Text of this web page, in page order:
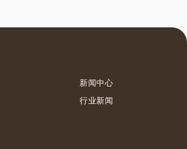
新闻中心
行业新闻